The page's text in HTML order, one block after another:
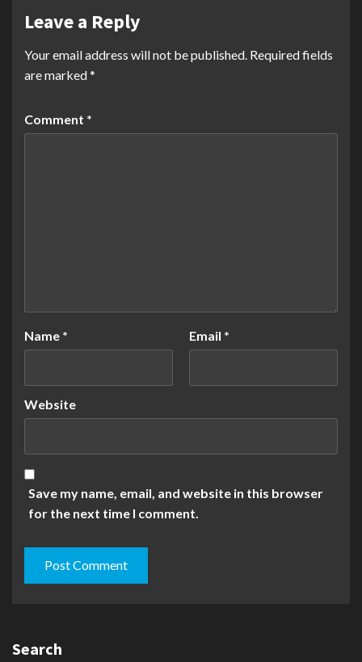
Leave a Reply
Your email address will not be published. Required fields
are marked*
Comment *
Name * Email *
Website
Save my name, email, and website in this browser
for the next time I comment.
Search